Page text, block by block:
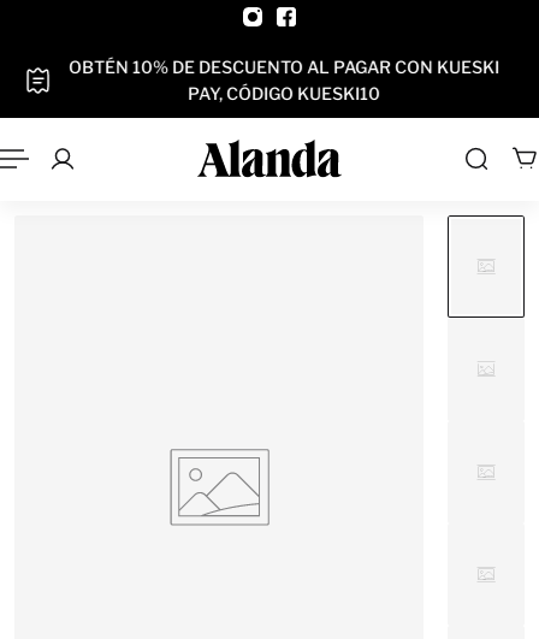
OBTÉN 10% DE DESCUENTO AL PAGAR CON KUESKI
PAY, CÓDIGO KUESKI10